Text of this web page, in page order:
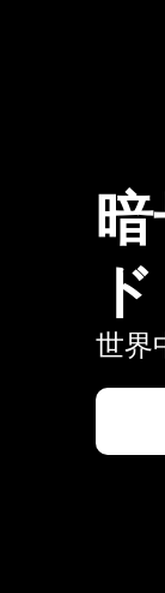
ド
世界